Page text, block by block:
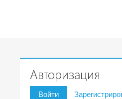
Авторизация
Войти